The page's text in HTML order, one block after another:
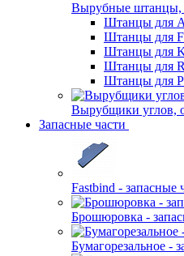
Вырубные штанцы,
Штанцы для
Штанцы для
Штанцы для
Штанцы для
Штанцы для
Вырубщики углов,
Запасные части
Fastbind - запасные
Брошюровка -
Бумагорезальное -